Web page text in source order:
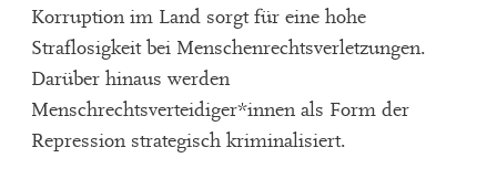
Korruption im Land sorgt für eine hohe
Straflosigkeit bei Menschenrechtsverletzungen.
Darüber hinaus werden
Menschrechtsverteidiger*innen als Form der
Repression strategisch kriminalisiert.